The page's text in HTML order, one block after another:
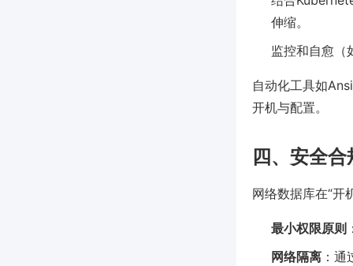
伸缩。
监控和自愈（
自动化工具如
开机与配置。
四、安全
网络数据库在“开
最小权限原则
网络隔离 ：